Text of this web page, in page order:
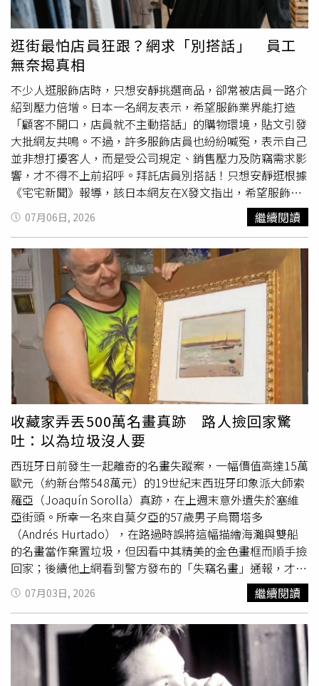
依多起搶劫、企圖搶劫及竊盜案件移送法辦。曼徹斯特皇家
法院日前宣判，馬扎拉切因企圖搶劫罪遭判38個月有期徒
刑；席安因企圖竊取他人財物罪判處28個月徒刑；杜米特魯
則因搶劫罪判處28個月徒刑。大曼徹斯特警方表示，這類案
件利用人們對陌生人善意及信任作為犯案工具，尤其刻意挑
選年長者及弱勢族群下手，性質相當惡劣。警方強調，絕不
容忍任何搶劫及竊盜犯罪，將持續追查並依法究辦，也希望
此次判決能向犯罪者發出明確警告，只要犯案，警方一定會
追究到底。警方同時提醒民眾，若在公共場所遇到陌生人突
然過度熱情地攀談、握手、擁抱或刻意靠近身體，應提高警
覺，並隨時留意戒指、手鐲、項鍊及手機等貴重物品是否仍
在身上；若發現可疑人士或遭遇類似情況，應立即向警方報
案，以降低受害風險。
冊管制，什麼人都可以幹，外部成本低，他們大可低薪壓
價，因此對於貪小便宜的管委會來說，是有誘因的，也因
此，正牌保全公司打折扣戰，根本玩不過人家，這也形成
「劣幣驅逐良幣」。至於「管理顧問公司」，更加百無禁
忌，人員龍蛇混雜，台中市發生過多起社區保全人
財務，監守自盜，偽造收款單據，盜用管理費或其他公款等
案件，幾乎都是這類「管理顧問公司」接管的社區發生的，
出了事！管委會不打官司，不花錢假扣押，還真的求償無
門。此外，還有所謂的「自聘保全」，就是小社區的管委
會，為了省錢，自己聘僱管理員，守著大樓門口，做一些簡
單收發、巡邏的服務。這些自聘保全人員在十年前，根本不
受勞基法保障，因此薪資壓得很低，一分錢一分貨，當然談
不上服務品質，甚至發生多起糾紛。可是，自聘保全並不違
法，但張達錩強調，如果發生事故，所有的責任都必須由聘
任者，也就是管委會負責，而管委會掌握的錢，還不是住戶
的公積金？換句話說，為了省錢而自聘保全，住戶安全沒保
障，出了事，還是住戶自己買單。此外，張達錩透露，其實
真正管委會自聘的情況不多，多數是「管理顧問公司」假借
「自聘」之名，非法承攬業務；一旦發生事故，最後責任還
是要回到管委會身上。張達錩強調，當前市場有超過九成案
件幾乎淪為「價格決定一切」，不少管委會在招標或委外過
程中過度追求低價，迫使合法業者只能不斷壓縮成本，最終
衝擊第一線從業人員薪資與勞動條件，也使勞資爭議頻傳，
讓整體產業背負不必要的負面標籤。可是，保全公會多次向
主管機關提出具體違規事證，並建請啟動聯合稽查，然而行
政流程卻往往停留在公文往返，遲未見到具體查處成果，形
同放任違法行為持續擴大，甚至間接誤導市場及民眾對非法
業者的認知。台中市刑大大隊長紀延熹指出，出問題的樓管
公司，主管機關是都發局，警方管不到。（圖／警方提供）
對此，台中市刑警大隊長紀延熹指出，警方可以管的，是合
法的保全公司，物業管理公司的主管機關是都發局，除非市
府發動聯合稽查，否則警方沒有公權力可以介入此一亂象。
而都發局，面臨議員的問責，僅表示「後續跨局處聯合稽
查，將由警察機關主責，本局將依權責積極配合警察機關辦
理相關作業，共同強化社區管理安全。」還是將皮球踢給警
方，看來，黑牌保全氾濫問題，恐怕在市場機制下，短期難
以解決。樓管公司雖然是都發局管理，但該局卻發文踢皮
球，表示「配合」警方稽查。（圖／議員周永鴻提供）
逛街最怕店員狂跟？網求「別搭話」 員工
無奈揭真相
不少人逛服飾店時，只想安靜挑選商品，卻常被店員一路介
紹到壓力倍增。日本一名網友表示，希望服飾業界能打造
「顧客不開口，店員就不主動搭話」的購物環境，貼文引發
大批網友共鳴。不過，許多服飾店員也紛紛喊冤，表示自己
並非想打擾客人，而是受公司規定、銷售壓力及防竊需求影
響，才不得不上前招呼。拜託店員別搭話！只想安靜逛根據
《宅宅新聞》報導，該日本網友在X發文指出，希望服飾店
能做到顧客進店後不主動搭話，除非顧客先詢問，試穿時也
不要干涉。他直言，自己只是想一個人慢慢看衣服，甚至認
為有些商品最後沒被買下，就是因為店員過度熱情搭話，讓
顧客無法好好挑選。貼文曝光後，不少網友留言認同，表示
最怕一進店就被店員跟著介紹，明明只是想安靜逛逛，卻因
壓力太大失去購買意願。也有人分享，曾在眼鏡店挑商品
時，被店員一路跟著說話，即使委婉表示想自己看，仍無法
擺脫，直呼「真的很可怕」。還有人坦言，後來乾脆改去大
型連鎖店購物，因為比較不會被打擾。店員無奈曝原因不
過，許多服飾店員也留言透露苦衷。有人表示，自己其實也
希望顧客有需要時再主動詢問，但若完全不打招呼，又可能
被投訴「店員連招呼都不打」。也有店員指出，主動介紹本
來就是工作內容，若不和顧客互動，還可能被認為工作不積
極。還有曾任服飾店員的網友補充，業界常要求員工主動促
銷，甚至會管理個人業績排名，讓不少店員也感到壓力。原
PO也在留言中透露，自己高中時曾在服飾店工作，當時就
因為必須主動搭話和個人業績壓力，最後做了一年便離職，
感嘆「不想搭話的店員，和不想被搭話的客人，根本沒有人
得利」。此外，也有網友指出，店員主動上前招呼不只為了
銷售，也有防止偷竊
的作用，讓顧客知道店內有人注意狀
況。 獨家／網熱議！彌生軒「兒童餐」含「米酒味醂」店
員：有加酒精 小7店員「自掏腰包買電池」幫嬤修血壓機！
官方回應了 我朋友糖尿病！店員誤上「有糖飲料」客要求
「免單」掀議論
07月06日, 2026 繼續閱讀
收藏家弄丟500萬名畫真跡 路人撿回家驚
吐：以為垃圾沒人要
西班牙日前發生一起離奇的名畫失蹤案，一幅價值高達15萬
歐元（約新台幣548萬元）的19世紀末西班牙印象派大師索
羅亞（Joaquín Sorolla）真跡，在上週末意外遺失於塞維
亞街頭。所幸一名來自莫夕亞的57歲男子烏爾塔多
（Andrés Hurtado），在路過時誤將這幅描繪海灘與雙船
的名畫當作棄置垃圾，但因看中其精美的金色畫框而順手撿
回家；後續他上網看到警方發布的「失竊名畫」通報，才驚
覺自己撿到寶，隨即主動聯繫警方物歸原主。根據外媒《衛
報》報導，這起烏龍事件源於塞維亞（Seville）一個當地家
族，該家族長期持有這幅珍貴的索羅亞作品，且有帶著畫作
一同度假的特殊習慣。案發當日，該家族正準備驅車前往海
灘度假，不料在整理行李時，因後方車流不斷且喇叭聲此起
彼落，導致車主在焦慮下，不慎將靠在牆邊的畫作遺忘在路
07月03日, 2026 繼續閱讀